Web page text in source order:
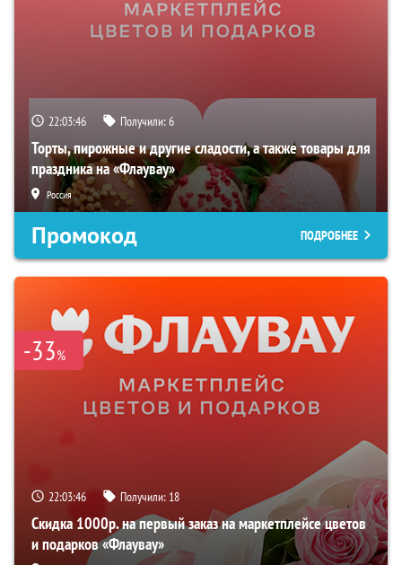
22:03:45 Получили:6
Торты, пирожные и другие сладости, а также товары для
праздника на «Флаувау»
Россия
Промокод ПОДРОБНЕЕ
-33%
22:03:45 Получили: 18
Скидка 1000р. на первый заказ на маркетплейсе цветов
и подарков «Флаувау»